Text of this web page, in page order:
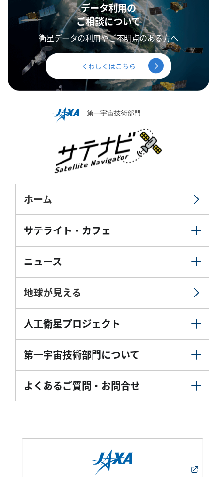
データ利用の
ご相談について
衛星データの利用やご不明点のある方へ
くわしくはこちら
ホーム
サテライト・カフェ
ニュース
地球が見える
人工衛星プロジェクト
第一宇宙技術部門について
よくあるご質問・お問合せ